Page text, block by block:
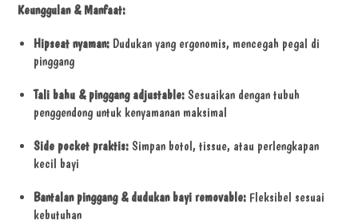
Keunggulan & Manfaat:
Hipseat nyaman: Dudukan yang ergonomis, mencegah pegal di
pinggang
Tali bahu & pinggang adjustable: Sesuaikan dengan tubuh
penggendong untuk kenyamanan maksimal
Side pocket praktis: Simpan botol, tissue, atau perlengkapan
kecil bayi
Bantalan pinggang & dudukan bayi removable: Fleksibel sesuai
kebutuhan